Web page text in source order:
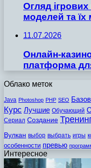
Огляд ігрових
моделей та
11.07.2026
Онлайн-
платформа
Облако меток
Java Photoshop PHP SEO
Курс Лучшие Обучающий
Сериал Создание
Вулкан выбор выбрать игры
особенности превью
Интересное